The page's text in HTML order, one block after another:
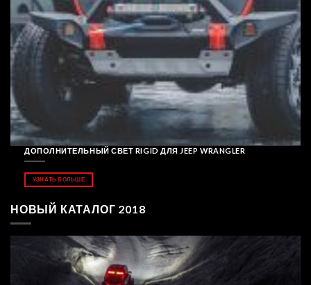
ДОПОЛНИТЕЛЬНЫЙ СВЕТ RIGID ДЛЯ JEEP WRANGLER
УЗНАТЬ БОЛЬШЕ
НОВЫЙ КАТАЛОГ 2018